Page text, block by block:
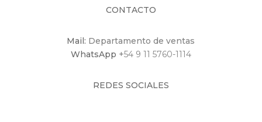
CONTACTO
Mail: Departamento de ventas
WhatsApp +54 9 11 5760-1114
REDES SOCIALES